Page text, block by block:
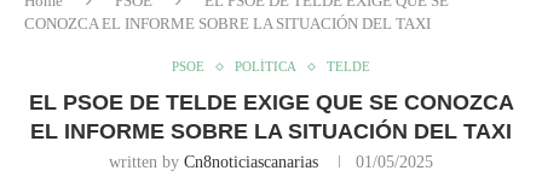
CONOZCA EL INFORME SOBRE LA SITUACIÓN DEL TAXI
PSOE POLÍTICA TELDE
EL PSOE DE TELDE EXIGE QUE SE CONOZCA
EL INFORME SOBRE LA SITUACIÓN DEL TAXI
written by Cn8noticiascanarias 01/05/2025